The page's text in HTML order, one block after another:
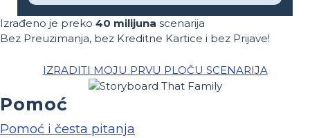
Izrađeno je preko 40 milijuna scenarija
Bez Preuzimanja, bez Kreditne Kartice i bez Prijave!
IZRADITI MOJU PRVU PLOČU SCENARIJA
Pomoć
Pomoć i česta pitanja